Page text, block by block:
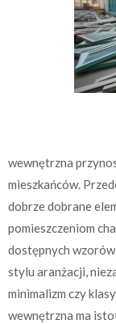
wewnętrzna
mieszkańców.
dobrze dobrane
pomieszczeniom
dostępnych
stylu aranżacji,
minimalizm czy
wewnętrzna ma